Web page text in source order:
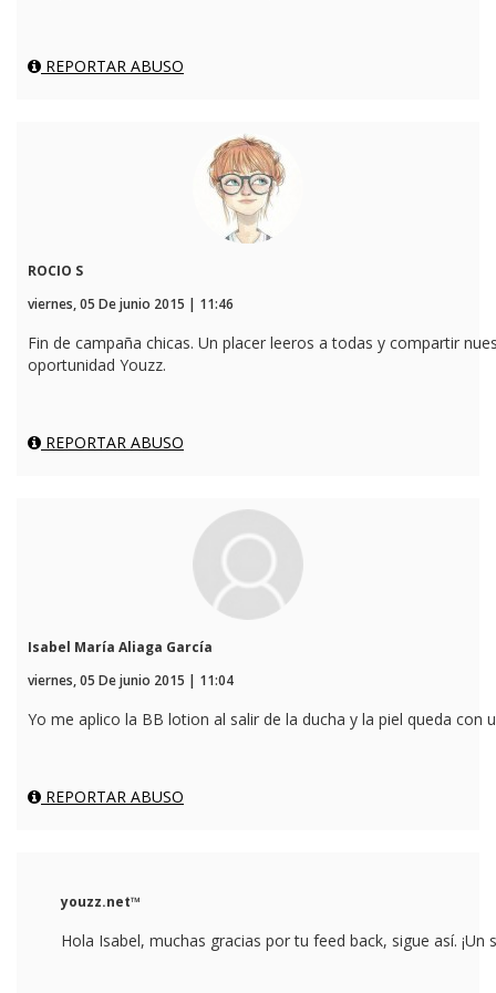
REPORTAR ABUSO
ROCIO S
viernes, 05 De junio 2015 | 11:46
Fin de campaña chicas. Un placer leeros a todas y compartir
oportunidad Youzz.
REPORTAR ABUSO
Isabel María Aliaga García
viernes, 05 De junio 2015 | 11:04
Yo me aplico la BB lotion al salir de la ducha y la piel queda con
REPORTAR ABUSO
youzz.net™
Hola Isabel, muchas gracias por tu feed back, sigue así. ¡Un